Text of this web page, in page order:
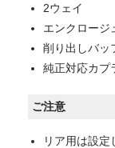
2ウェイ
エンクロージ
削り出しバッ
純正対応カプ
ご注意
リア用は設